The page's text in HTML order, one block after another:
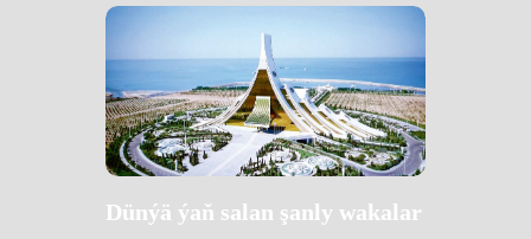
Dünýä ýaň salan şanly wakalar